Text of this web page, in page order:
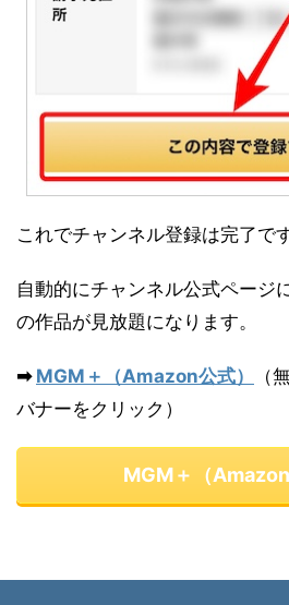
これでチャンネル登録は完了です
自動的にチャンネル公式ページ
の作品が見放題になります。
➡ MGM＋（Amazon公式）
（
バナーをクリック）
MGM＋（Amazon